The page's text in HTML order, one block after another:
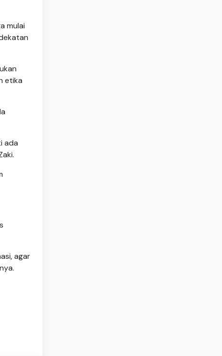
mulai
etika
ada
agar